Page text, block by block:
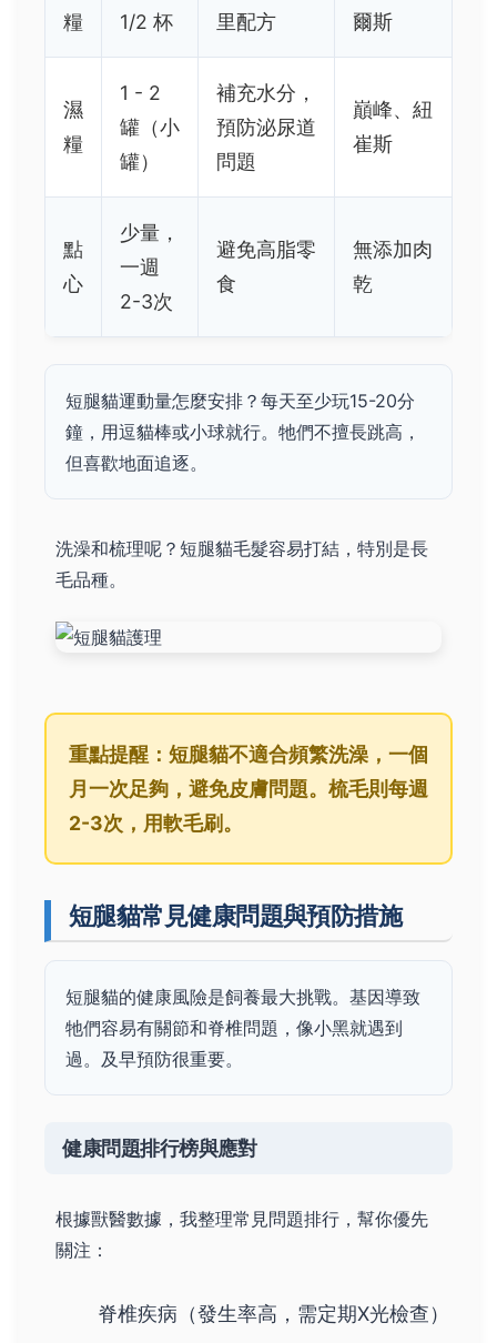
糧
1/2 杯
里配方
爾斯
濕
糧
1 - 2
罐（小
罐）
補充水分，
預防泌尿道
問題
巔峰、紐
崔斯
點
心
少量，
一週
2-3次
避免高脂零
食
無添加肉
乾
短腿貓運動量怎麼安排？每天至少玩15-20分
鐘，用逗貓棒或小球就行。牠們不擅長跳高，
但喜歡地面追逐。
洗澡和梳理呢？短腿貓毛髮容易打結，特別是長
毛品種。
重點提醒：短腿貓不適合頻繁洗澡，一個
月一次足夠，避免皮膚問題。梳毛則每週
2-3次，用軟毛刷。
短腿貓常見健康問題與預防措施
短腿貓的健康風險是飼養最大挑戰。基因導致
牠們容易有關節和脊椎問題，像小黑就遇到
過。及早預防很重要。
健康問題排行榜與應對
根據獸醫數據，我整理常見問題排行，幫你優先
關注：
脊椎疾病（發生率高，需定期X光檢查）